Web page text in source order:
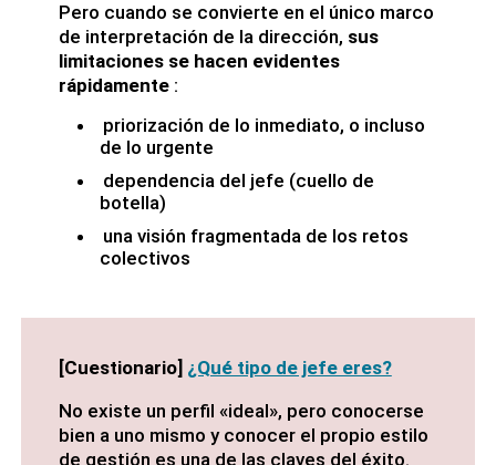
Pero cuando se convierte en el único marco
de interpretación de la dirección, sus
limitaciones se hacen evidentes
rápidamente:
priorización de lo inmediato, o incluso
de lo urgente
dependencia del jefe (cuello de
botella)
una visión fragmentada de los retos
colectivos
[Cuestionario] ¿Qué tipo de jefe eres?
No existe un perfil «ideal», pero conocerse
bien a uno mismo y conocer el propio estilo
de gestión es una de las claves del éxito.